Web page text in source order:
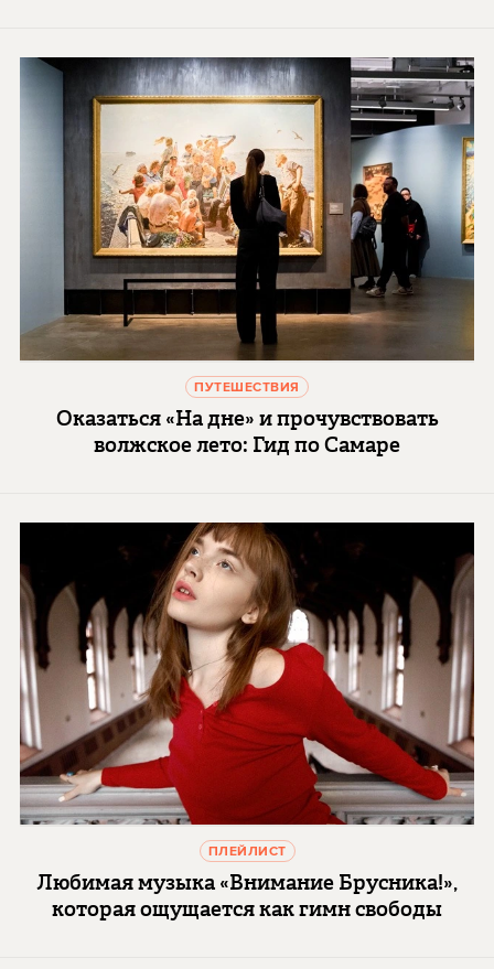
ПУТЕШЕСТВИЯ
Оказаться «На дне» и прочувствовать
волжское лето: Гид по Самаре
ПЛЕЙЛИСТ
Любимая музыка «Внимание Брусника!»,
которая ощущается как гимн свободы